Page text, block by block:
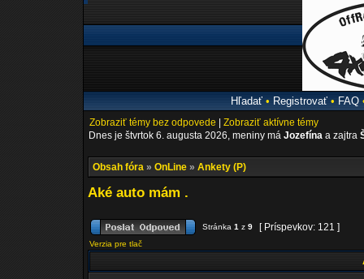
Hľadať• Registrovať• FAQ
Zobraziť témy bez odpovede
Zobraziť aktívne témy
Dnes je štvrtok 6. augusta 2026, meniny má Jozefína a zajtra
Obsah fóra » OnLine » Ankety (P)
Aké auto mám .
Stránka 1 z 9 [ Príspevkov: 121 ]
Verzia pre tlač